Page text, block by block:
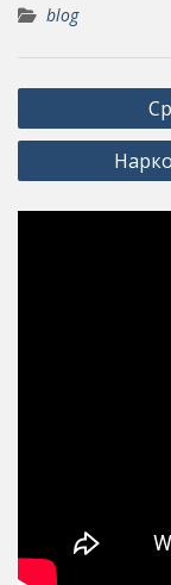
blog
Post
navigation